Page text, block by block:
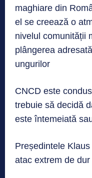
maghiare din
el se creează o
nivelul comunității
plângerea
ungurilor
CNCD este
trebuie să decidă
este întemeiată
Președintele
atac extrem de